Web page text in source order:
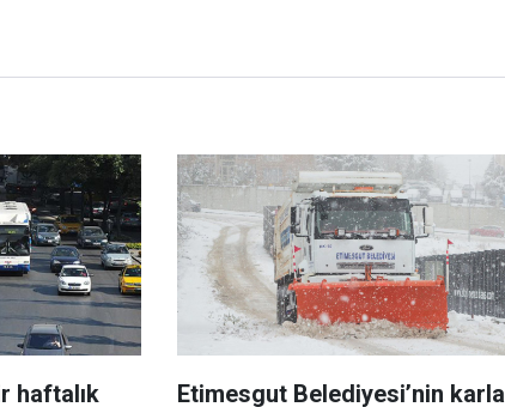
haftalık
Etimesgut Belediyesi’nin karla